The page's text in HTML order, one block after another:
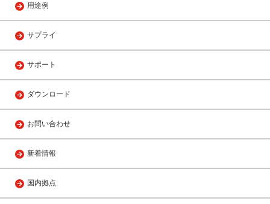
用途例
サプライ
サポート
ダウンロード
お問い合わせ
新着情報
国内拠点